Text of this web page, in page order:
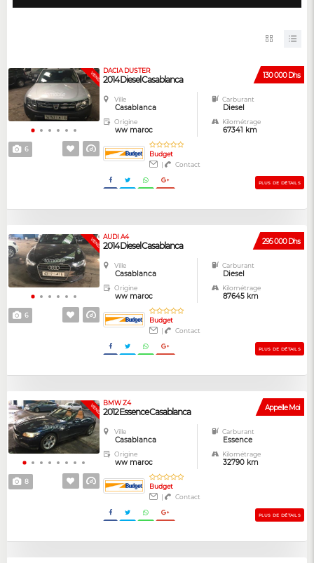
6
VENDUE 130 000 Dhs
DACIA DUSTER
2014 Diesel Casablanca
Ville
Casablanca
Carburant
Diesel
Origine
ww maroc
Kilométrage
67341 km
Budget
|
Contact
PLUS DE DÉTAILS
6
VENDUE 295 000 Dhs
AUDI A4
2014 Diesel Casablanca
Ville
Casablanca
Carburant
Diesel
Origine
ww maroc
Kilométrage
87645 km
Budget
|
Contact
PLUS DE DÉTAILS
8
VENDUE Appelle Moi
BMW Z4
2012 Essence Casablanca
Ville
Casablanca
Carburant
Essence
Origine
ww maroc
Kilométrage
32790 km
Budget
|
Contact
PLUS DE DÉTAILS